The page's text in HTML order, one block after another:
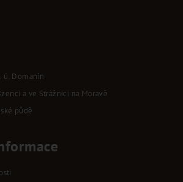
ú. Domanín
a ve Strážnici na Moravě
půdě